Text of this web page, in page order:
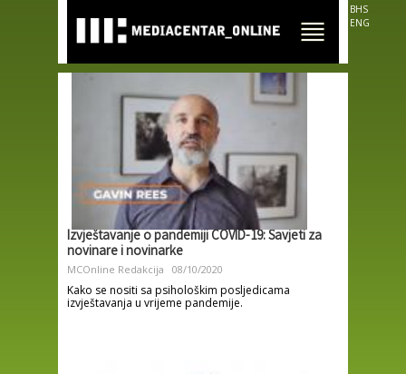
main
content
BHS
ENG
Izvještavanje o pandemiji COVID-19: Savjeti za
novinare i novinarke
MCOnline Redakcija 08/10/2020
Kako se nositi sa psihološkim posljedicama
izvještavanja u vrijeme pandemije.